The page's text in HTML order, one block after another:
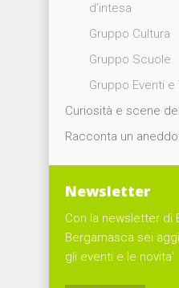
d’intesa
Gruppo Cultura
Gruppo Scuole
Gruppo Eventi e
Curiosità e scene
Racconta un
Newsletter
Con la newsletter di
Bergamasca sei
gli eventi e le novita'